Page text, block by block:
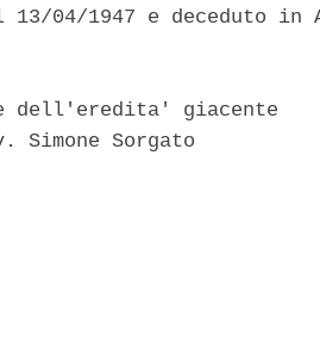
04/1947 e deceduto in
dell'eredita' giacente
Simone Sorgato